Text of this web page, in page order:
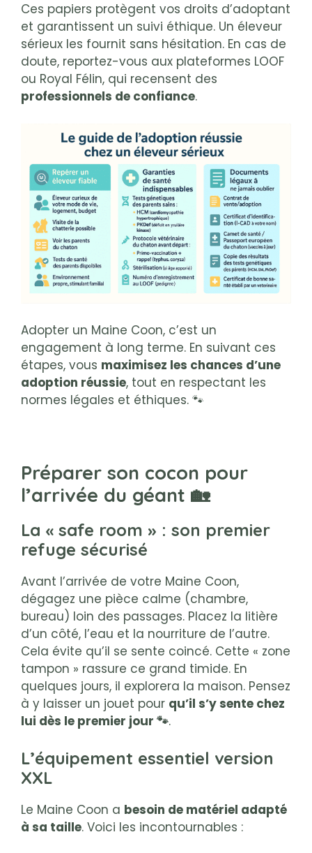
Ces papiers protègent vos droits d’adoptant
et garantissent un suivi éthique. Un éleveur
sérieux les fournit sans hésitation. En cas de
doute, reportez-vous aux plateformes LOOF
ou Royal Félin, qui recensent des
professionnels de confiance.
Adopter un Maine Coon, c’est un
engagement à long terme. En suivant ces
étapes, vous maximisez les chances d’une
adoption réussie, tout en respectant les
normes légales et éthiques. 🐾
Préparer son cocon pour
l’arrivée du géant 🏡
La « safe room » : son premier
refuge sécurisé
Avant l’arrivée de votre Maine Coon,
dégagez une pièce calme (chambre,
bureau) loin des passages. Placez la litière
d’un côté, l’eau et la nourriture de l’autre.
Cela évite qu’il se sente coincé. Cette « zone
tampon » rassure ce grand timide. En
quelques jours, il explorera la maison. Pensez
à y laisser un jouet pour qu’il s’y sente chez
lui dès le premier jour 🐾.
L’équipement essentiel version
XXL
Le Maine Coon a besoin de matériel adapté
à sa taille. Voici les incontournables :